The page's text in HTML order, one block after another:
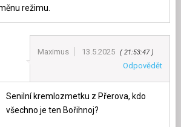
režimu.
Maximus 13.5.2025 21:53:47
Odpovědět
Senilní kremlozmetku z Přerova, kdo
všechno je ten Bořihnoj?